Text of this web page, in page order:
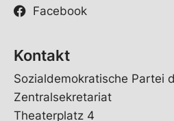
Facebook
Kontakt
Sozialdemokratische Partei
Zentralsekretariat
Theaterplatz 4